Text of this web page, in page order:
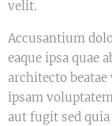
velit.
Accusantium
eaque ipsa quae
architecto
ipsam
aut fugit sed